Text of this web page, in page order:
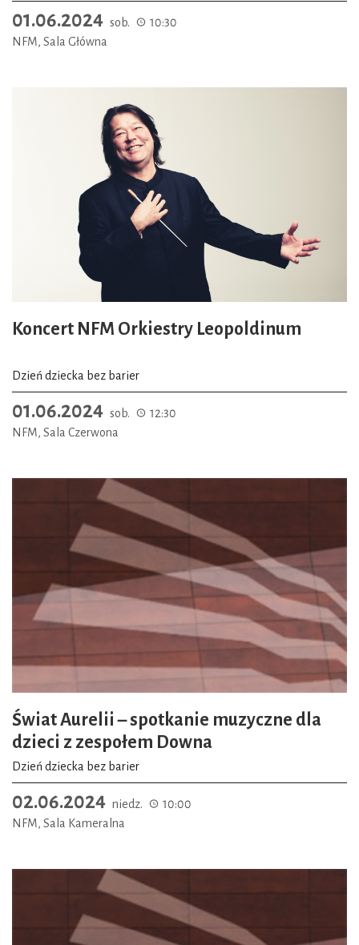
01.06.2024 sob.
10:30
NFM, Sala Główna
Koncert NFM Orkiestry Leopoldinum
Dzień dziecka bez barier
01.06.2024 sob.
12:30
NFM, Sala Czerwona
Świat Aurelii – spotkanie muzyczne dla
dzieci z zespołem Downa
Dzień dziecka bez barier
02.06.2024 niedz.
10:00
NFM, Sala Kameralna